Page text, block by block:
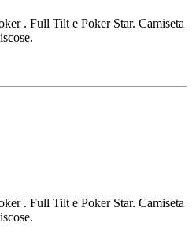
. Full Tilt e Poker Star. Camiseta
. Full Tilt e Poker Star. Camiseta